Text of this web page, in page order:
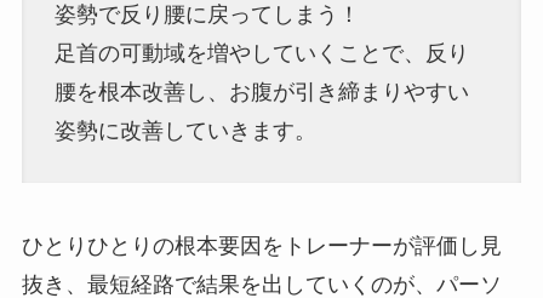
姿勢で反り腰に戻ってしまう！
足首の可動域を増やしていくことで、反り
腰を根本改善し、お腹が引き締まりやすい
姿勢に改善していきます。
ひとりひとりの根本要因をトレーナーが評価し見
抜き、最短経路で結果を出していくのが、パーソ